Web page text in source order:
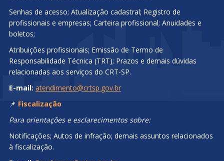
Senhas de acesso; Atualização cadastral; Registro de
profissionais e empresas; Carteira profissional; Anuidades e
boletos;
Atribuições profissionais; Emissão de Termo de
Responsabilidade Técnica (TRT); Prazos e demais dúvidas
relacionadas aos serviços do CRT-SP.
E-mail: atendimento@crtsp.gov.br
📌 Fiscalização
Para orientações e esclarecimentos sobre:
Notificações; Autos de infração; demais assuntos relacionados
à fiscalização.